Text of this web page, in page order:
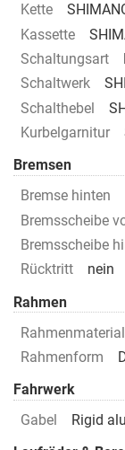
Kette
Kassette
Schaltungsart
Schaltwerk
Schalthebel
Kurbelgarnitur
Bremsen
Bremse hinten
Bremsscheibe
Bremsscheibe
Rücktritt
nein
Rahmen
Rahmenmaterial
Rahmenform
Fahrwerk
Gabel
Rigid